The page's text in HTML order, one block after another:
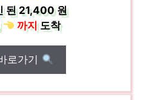
된21,400 원
까지도착
로가기